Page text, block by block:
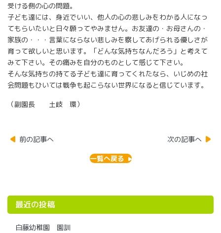
受ける側の心の問題。
子ども達には、身近でいい、他人の心の悲しみをわかる人になっ
てもらいたいと日々願ってやみません。お友達の・お母さんの・
家族の・・・言葉にならない悲しみを察してあげられる優しさが
育って欲しいと思います。「どんな気持ちなんだろう」と考えて
みて下さい。その痛みを自分のものとして感じて下さい。
そんな気持ちの持てる子ども達に育ってくれたなら、いじめの社
会問題もひいては戦争も起こらない世界になると信じています。
（副園長 土岐 環）
前の記事へ 次の記事へ
一覧へ戻る
最近の投稿
白藤幼稚園 園訓